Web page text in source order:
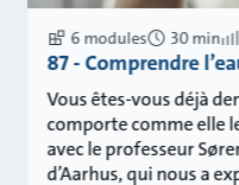
6 modules 30 min
87 - Comprendre
Vous êtes-vous déjà
comporte comme elle
avec le professeur
d’Aarhus, qui nous a